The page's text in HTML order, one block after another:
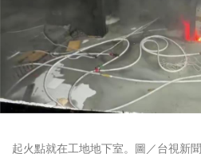
起火點就在工地地下室。圖／台視新聞